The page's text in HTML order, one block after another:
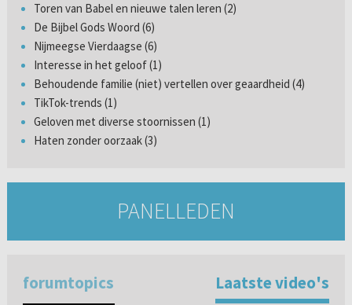
Toren van Babel en nieuwe talen leren (2)
De Bijbel Gods Woord (6)
Nijmeegse Vierdaagse (6)
Interesse in het geloof (1)
Behoudende familie (niet) vertellen over geaardheid (4)
TikTok-trends (1)
Geloven met diverse stoornissen (1)
Haten zonder oorzaak (3)
PANELLEDEN
forumtopics Laatste video's